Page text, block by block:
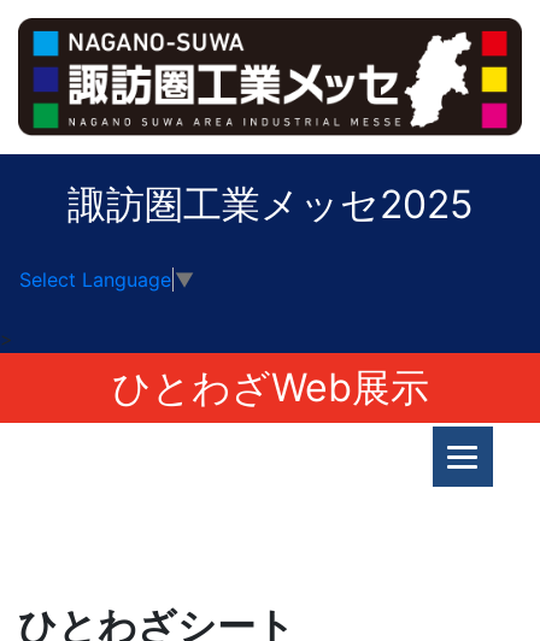
諏訪圏工業メッセ2025
Select Language ▼
>
ひとわざWeb展示
ひとわざシート